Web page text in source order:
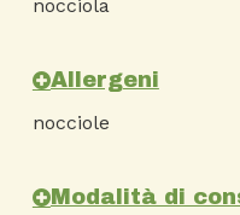
nocciola
Allergeni
nocciole
Modalità di